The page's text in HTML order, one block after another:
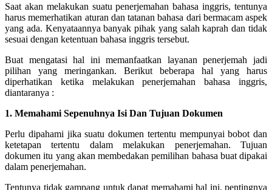
Saat akan melakukan suatu penerjemahan bahasa inggris, tentunya
harus memerhatikan aturan dan tatanan bahasa dari bermacam aspek
yang ada. Kenyataannya banyak pihak yang salah kaprah dan tidak
sesuai dengan ketentuan bahasa inggris tersebut.
Buat mengatasi hal inimemanfaatkan layanan penerjemah jadi
pilihan yang meringankan. Berikut beberapa hal yang harus
diperhatikan ketika melakukan penerjemahan bahasa inggris,
diantaranya :
1. Memahami Sepenuhnya Isi Dan Tujuan Dokumen
Perlu dipahami jika suatu dokumen tertentu mempunyai bobot dan
ketetapan tertentu dalam melakukan penerjemahan. Tujuan
dokumen itu yang akan membedakan pemilihan bahasa buat dipakai
dalam penerjemahan.
Tentunya tidak gampang untuk dapat memahami hal ini, pentingnya